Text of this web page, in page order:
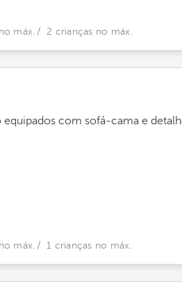
máx. / 2 crianças no máx.
equipados com sofá-cama e
máx. / 1 crianças no máx.